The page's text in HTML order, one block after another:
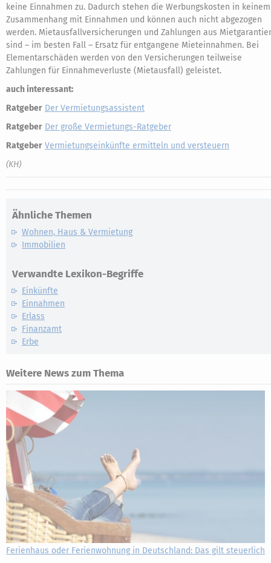
keine Einnahmen zu. Dadurch stehen die Werbungskosten in keinem
Zusammenhang mit Einnahmen und können auch nicht abgezogen
werden. Mietausfallversicherungen und Zahlungen aus
sind – im besten Fall – Ersatz für entgangene Mieteinnahmen. Bei
Elementarschäden werden von den Versicherungen teilweise
Zahlungen für Einnahmeverluste (Mietausfall) geleistet.
auch interessant:
Ratgeber Der Vermietungsassistent
Ratgeber Der große Vermietungs-Ratgeber
Ratgeber Vermietungseinkünfte ermitteln und versteuern
(KH)
Ähnliche Themen
Wohnen, Haus & Vermietung
Immobilien
Verwandte Lexikon-Begriffe
Einkünfte
Einnahmen
Erlass
Finanzamt
Erbe
Weitere News zum Thema
Ferienhaus oder Ferienwohnung in Deutschland: Das gilt steuerlich